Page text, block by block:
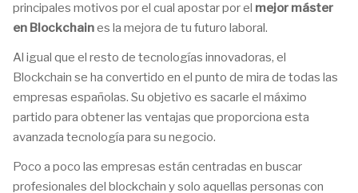
principales motivos por el cual apostar por el mejor máster
en Blockchaines la mejora de tu futuro laboral.
Al igual que el resto de tecnologías innovadoras, el
Blockchain se ha convertido en el punto de mira de todas las
empresas españolas. Su objetivo es sacarle el máximo
partido para obtener las ventajas que proporciona esta
avanzada tecnología para su negocio.
Poco a poco las empresas están centradas en buscar
profesionales del blockchain y solo aquellas personas con